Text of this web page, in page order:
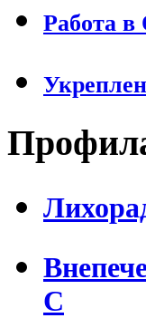
Работа
С